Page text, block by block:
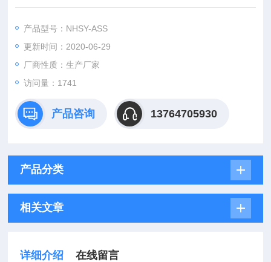
封传感器镶嵌到高强度铝合金称重版结构形式；
产品型号：NHSY-ASS
更新时间：2020-06-29
厂商性质：生产厂家
访问量：1741
产品咨询 13764705930
产品分类
相关文章
详细介绍 在线留言